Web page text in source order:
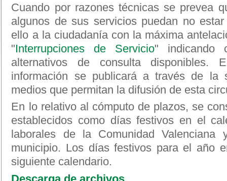
Cuando por razones técnicas se prevea
algunos de sus servicios puedan no
ello a la ciudadanía con la máxima
"Interrupciones de Servicio" indicando
alternativos de consulta disponibles.
información se publicará a través de la
medios que permitan la difusión de esta
En lo relativo al cómputo de plazos, se
establecidos como días festivos en el
laborales de la Comunidad
municipio. Los días festivos para el año
siguiente calendario.